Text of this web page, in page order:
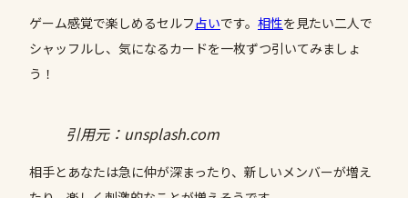
ゲーム感覚で楽しめるセルフ占いです。 相性を見たい二人で
シャッフルし、気になるカードを一枚ずつ引いてみましょ
う！
引用元：unsplash.com
相手とあなたは急に仲が深まったり、新しいメンバーが増え